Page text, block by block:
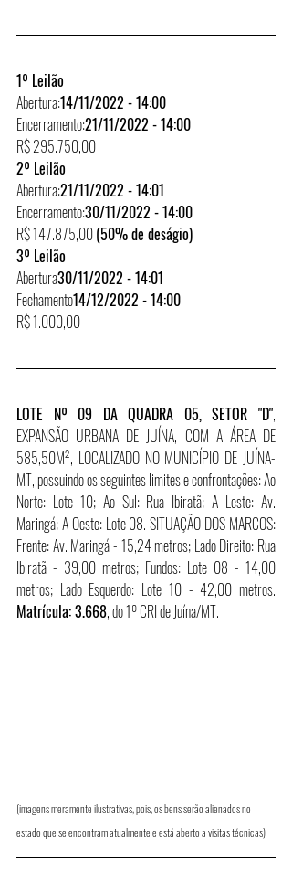
1º Leilão
Abertura:14/11/2022 - 14:00
Encerramento:21/11/2022 - 14:00
R$ 295.750,00
2º Leilão
Abertura:21/11/2022 - 14:01
Encerramento:30/11/2022 - 14:00
R$ 147.875,00 (50% de deságio)
3º Leilão
Abertura30/11/2022 - 14:01
Fechamento14/12/2022 - 14:00
R$ 1.000,00
LOTE Nº 09 DA QUADRA 05, SETOR "D",
EXPANSÃO URBANA DE JUÍNA, COM A ÁREA DE
585,50M², LOCALIZADO NO MUNICÍPIO DE JUÍNA-
MT, possuindo os seguintes limites e confrontações: Ao
Norte: Lote 10; Ao Sul: Rua Ibiratã; A Leste: Av.
Maringá; A Oeste: Lote 08. SITUAÇÃO DOS MARCOS:
Frente: Av. Maringá - 15,24 metros; Lado Direito: Rua
Ibiratã - 39,00 metros; Fundos: Lote 08 - 14,00
Matrícula: 3.668, do 1º CRI de Juína/MT.
(imagens meramente ilustrativas, pois, os bens serão alienados no
estado que se encontram atualmente e está aberto a visitas técnicas)